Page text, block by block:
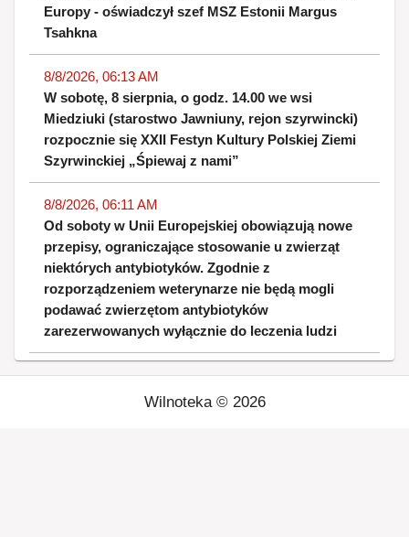
Europy - oświadczył szef MSZ Estonii Margus
Tsahkna
8/8/2026, 06:13 AM
W sobotę, 8 sierpnia, o godz. 14.00 we wsi
Miedziuki (starostwo Jawniuny, rejon szyrwincki)
rozpocznie się XXII Festyn Kultury Polskiej Ziemi
Szyrwinckiej „Śpiewaj z nami”
8/8/2026, 06:11 AM
Od soboty w Unii Europejskiej obowiązują nowe
przepisy, ograniczające stosowanie u zwierząt
niektórych antybiotyków. Zgodnie z
rozporządzeniem weterynarze nie będą mogli
podawać zwierzętom antybiotyków
zarezerwowanych wyłącznie do leczenia ludzi
Wilnoteka © 2026